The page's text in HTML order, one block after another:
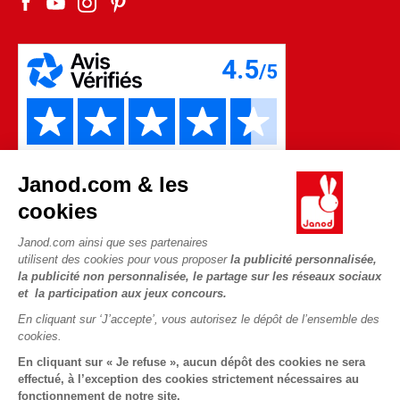
Janod.com & les
cookies
Janod.com ainsi que ses partenaires
utilisent des cookies pour vous proposer la publicité personnalisée,
la publicité non personnalisée, le partage sur les réseaux sociaux
et la participation aux jeux concours.
En cliquant sur ‘J’accepte’, vous autorisez le dépôt de l’ensemble des
cookies.
En cliquant sur « Je refuse », aucun dépôt des cookies ne sera
effectué, à l’exception des cookies strictement nécessaires au
fonctionnement de notre site.
Les pièces d'usure
Copyright © 2026 Janod - Tous droits réservés -